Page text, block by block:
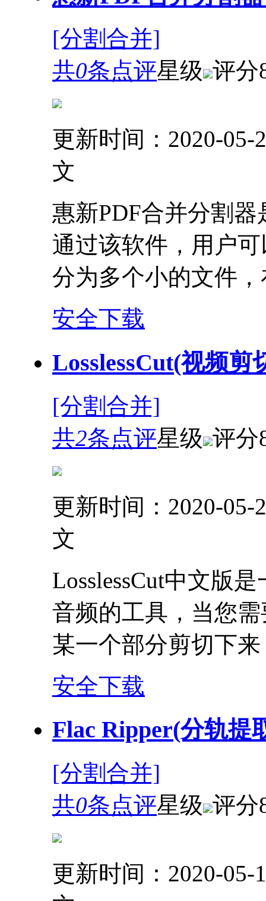
[分割合并]
共0条点评星级 评分
更新时间：2020-05-
文
惠新PDF合并分割
通过该软件，用户
分为多个小的文件
安全下载
LosslessCut(视频剪
[分割合并]
共2条点评星级 评分
更新时间：2020-05-
文
LosslessCut中文版
音频的工具，当您
某一个部分剪切下
安全下载
Flac Ripper(分轨提
[分割合并]
共0条点评星级 评分
更新时间：2020-05-